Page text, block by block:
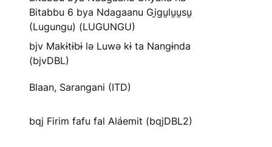
Bitabbu 6 bya Ndagaanu Gi̱gu̱lu̱u̱su̱
(Lugungu) (LUGUNGU)
bjv Makɨtɨbɨ lə Luwə kɨ ta Nangɨnda
(bjvDBL)
Blaan, Sarangani (ITD)
bqj Firim fafu fal Aláemit (bqjDBL2)